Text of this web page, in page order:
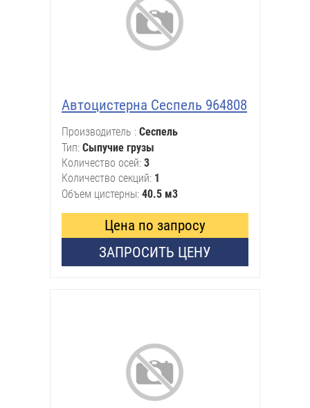
Автоцистерна Сеспель 964808
Производитель
Сеспель
Тип Сыпучие грузы
Количество осей 3
Количество секций 1
Объем цистерны 40.5 м3
Цена по запросу
ЗАПРОСИТЬ ЦЕНУ